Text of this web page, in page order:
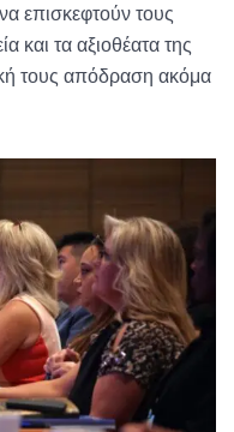
επισκεφτούν τους
και τα αξιοθέατα της
τους απόδραση ακόμα